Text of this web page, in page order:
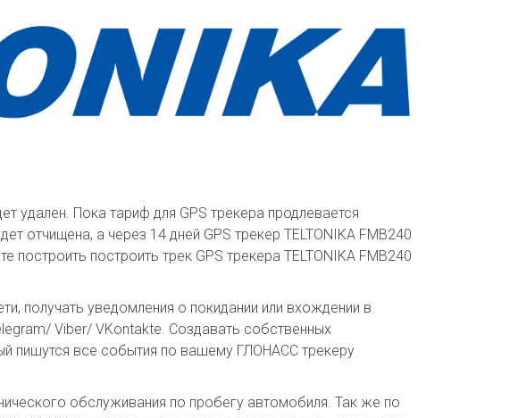
удален. Пока тариф для GPS трекера продлевается
отчищена, а через 14 дней GPS трекер TELTONIKA FMB240
построить трек GPS трекера TELTONIKA FMB240
получать уведомления о покидании или вхождении в
Viber/ VKontakte. Создавать собственных
пишутся все события по вашему ГЛОНАСС трекеру
обслуживания по пробегу автомобиля. Так же по